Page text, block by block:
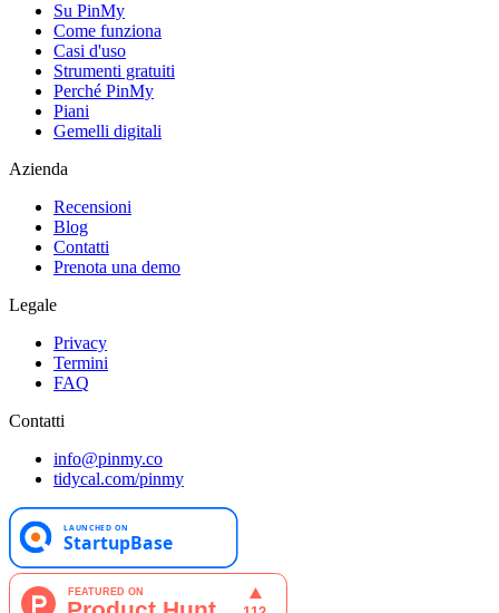
Su PinMy
Come funziona
Casi d'uso
Strumenti gratuiti
Perché PinMy
Piani
Gemelli digitali
Azienda
Recensioni
Blog
Contatti
Prenota una demo
Legale
Privacy
Termini
FAQ
Contatti
info@pinmy.co
tidycal.com/pinmy